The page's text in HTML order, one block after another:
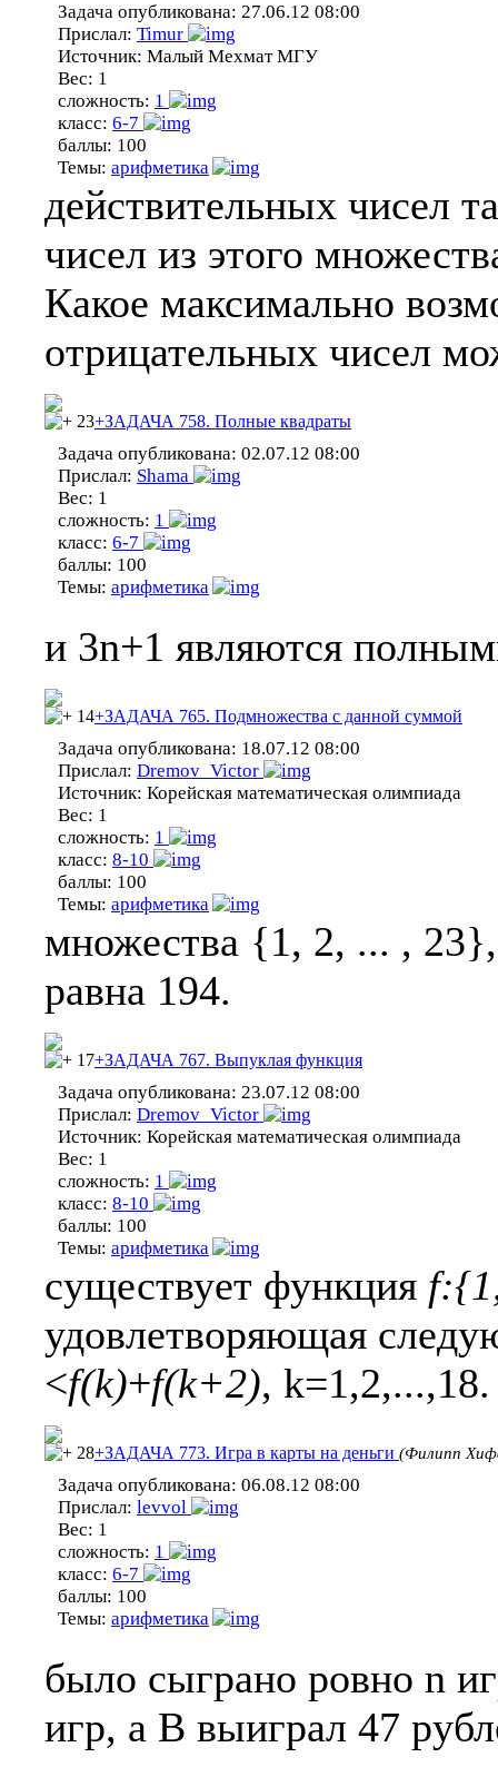
Задача опубликована: 27.06.12 08:00
Прислал: Timur
Источник: Малый Мехмат МГУ
Вес: 1
сложность: 1
класс: 6-7
баллы: 100
Темы: арифметика
действительных чисел
чисел из этого
Какое максимально
отрицательных чисел
23+ЗАДАЧА 758. Полные квадраты
Задача опубликована: 02.07.12 08:00
Прислал: Shama
Вес: 1
сложность: 1
класс: 6-7
баллы: 100
Темы: арифметика
и 3n+1 являются
14+ЗАДАЧА 765. Подмножества с данной суммой
Задача опубликована: 18.07.12 08:00
Прислал: Dremov_Victor
Источник: Корейская математическая олимпиада
Вес: 1
сложность: 1
класс: 8-10
баллы: 100
Темы: арифметика
множества {1, 2, ... ,
равна 194.
17+ЗАДАЧА 767. Выпуклая функция
Задача опубликована: 23.07.12 08:00
Прислал: Dremov_Victor
Источник: Корейская математическая олимпиада
Вес: 1
сложность: 1
класс: 8-10
баллы: 100
Темы: арифметика
существует функция
удовлетворяющая
<f(k)+f(k+2), k=1,2,...,18.
28+ЗАДАЧА 773. Игра в карты на деньги (Филипп
Задача опубликована: 06.08.12 08:00
Прислал: levvol
Вес: 1
сложность: 1
класс: 6-7
баллы: 100
Темы: арифметика
было сыграно ровно n
игр, а B выиграл 47